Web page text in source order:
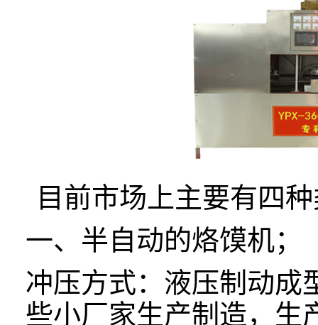
目前市场上主要有四
一、 半自动的烙馍机；
冲压方式：液压制动成
些小厂家生产制造，生